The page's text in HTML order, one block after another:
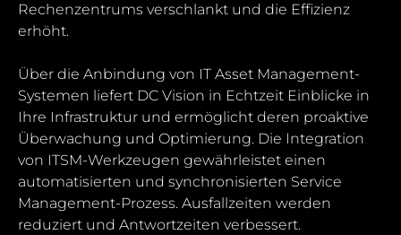
Rechenzentrums verschlankt und die Effizienz
erhöht.
Über die Anbindung von IT Asset Management-
Systemen liefert DC Vision in Echtzeit Einblicke in
Ihre Infrastruktur und ermöglicht deren proaktive
Überwachung und Optimierung. Die Integration
von ITSM-Werkzeugen gewährleistet einen
automatisierten und synchronisierten Service
Management-Prozess. Ausfallzeiten werden
reduziert und Antwortzeiten verbessert.